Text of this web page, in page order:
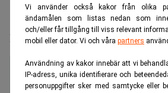
Vi använder också kakor från olika
ändamålen som listas nedan som
och/eller får tillgång till viss relevant
mobil eller dator. Vi och våra partners
Användning av kakor innebär att vi
IP-adress, unika identifierare och
personuppgifter sker med samtycke eller
Många delägare kan sinka